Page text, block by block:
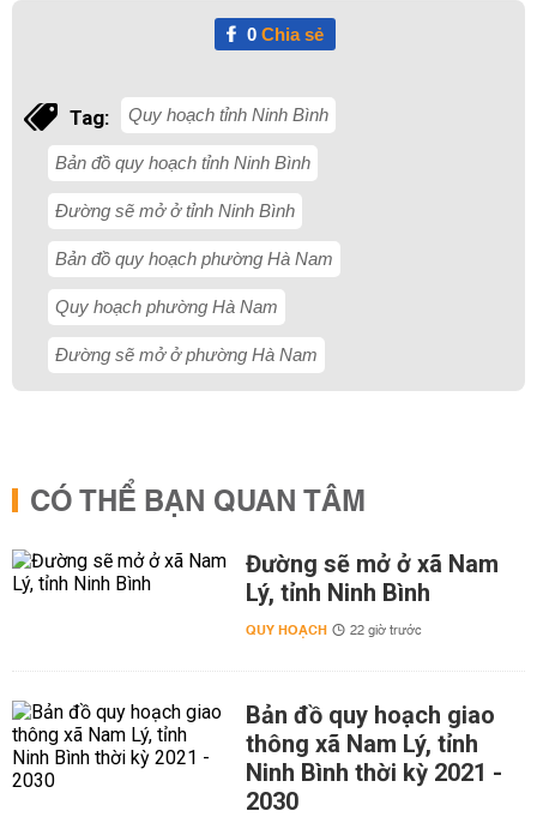
0Chia sẻ
Tag: Quy hoạch tỉnh Ninh Bình
Bản đồ quy hoạch tỉnh Ninh Bình
Đường sẽ mở ở tỉnh Ninh Bình
Bản đồ quy hoạch phường Hà Nam
Quy hoạch phường Hà Nam
Đường sẽ mở ở phường Hà Nam
CÓ THỂ BẠN QUAN TÂM
Đường sẽ mở ở xã Nam
Lý, tỉnh Ninh Bình
QUY HOẠCH 22 giờ trước
Bản đồ quy hoạch giao
thông xã Nam Lý, tỉnh
Ninh Bình thời kỳ 2021 -
2030